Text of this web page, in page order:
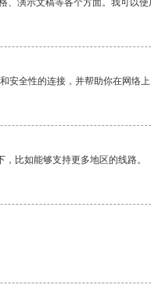
演示文稿等各个方面。我可以
安全性的连接，并帮助你在网络上
比如能够支持更多地区的线路。